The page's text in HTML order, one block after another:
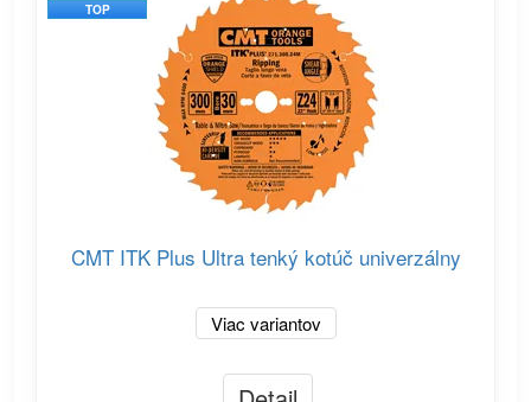
TOP
CMT ITK Plus Ultra tenký kotúč univerzálny
Viac variantov